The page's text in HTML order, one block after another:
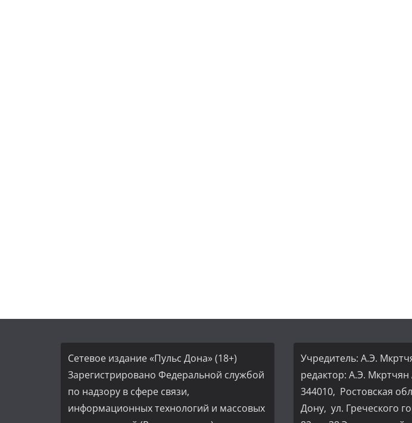
Сетевое издание «Пульс Дона» (18+)
Зарегистрировано Федеральной службой
по надзору в сфере связи,
информационных технологий и массовых
Учредитель: А.Э.
редактор: А.Э.
344010, Ростовская
Дону, ул. Греческого